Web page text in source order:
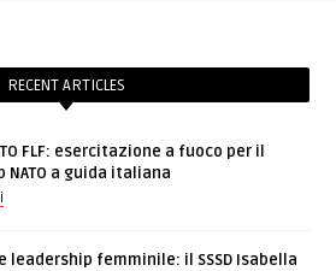
RECENT ARTICLES
FLF: esercitazione a fuoco per il
NATO a guida italiana
leadership femminile: il SSSD Isabella